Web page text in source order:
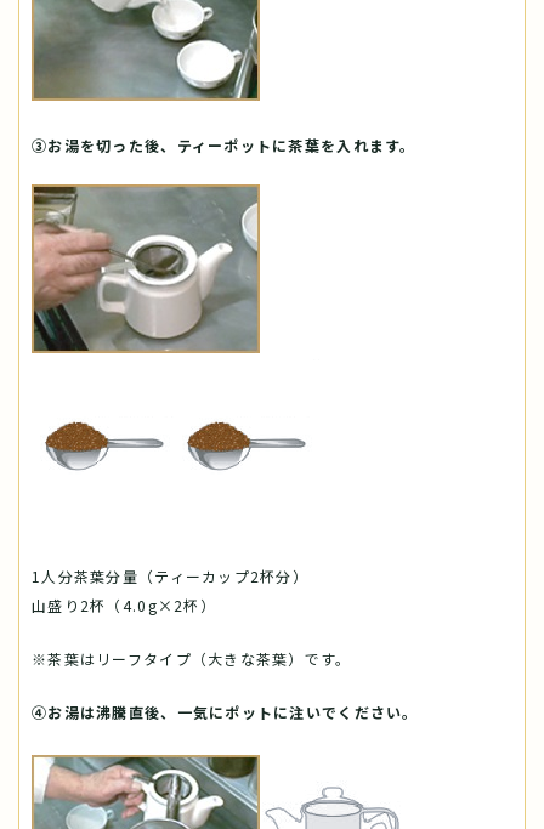
③お湯を切った後、ティーポットに茶葉を入れます。
1人分茶葉分量（ティーカップ2杯分）
山盛り2杯（4.0g×2杯）
※茶葉はリーフタイプ（大きな茶葉）です。
④お湯は沸騰直後、一気にポットに注いでください。